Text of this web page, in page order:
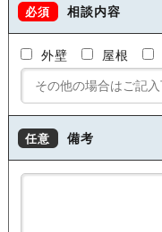
必須 相談内容
外壁 屋根
任意 備考